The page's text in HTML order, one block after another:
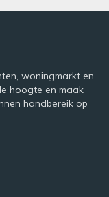
woningmarkt en
hoogte en maak
handbereik op